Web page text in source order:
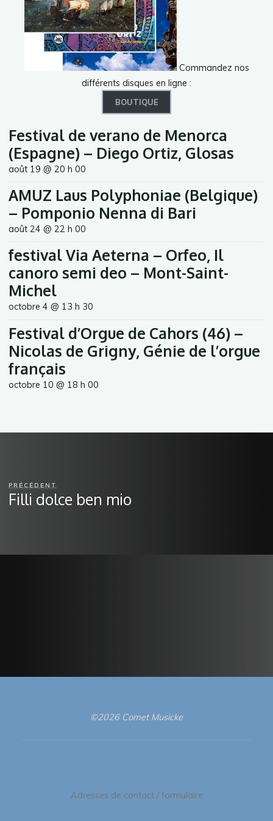
Commandez nos
différents disques en ligne :
BOUTIQUE
Festival de verano de Menorca
(Espagne) – Diego Ortiz, Glosas
août 19 @ 20 h 00
AMUZ Laus Polyphoniae (Belgique)
– Pomponio Nenna di Bari
août 24 @ 22 h 00
festival Via Aeterna – Orfeo, Il
canoro semi deo – Mont-Saint-
Michel
octobre 4 @ 13 h 30
Festival d’Orgue de Cahors (46) –
Nicolas de Grigny, Génie de l’orgue
français
octobre 10 @ 18 h 00
PRÉCÉDENT
Filli dolce ben mio
©2026 Comet Musicke
Adresses de contact / formulaire